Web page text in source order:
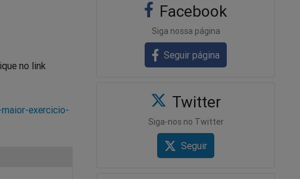
no link
exercicio-
Facebook
Siga nossa página
Seguir página
Twitter
Siga-nos no Twitter
Seguir